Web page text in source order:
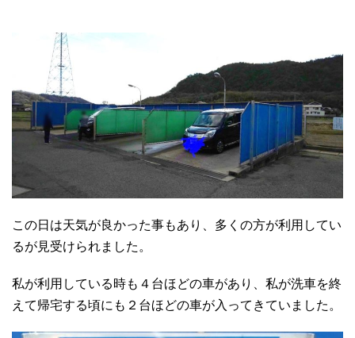
この日は天気が良かった事もあり、多くの方が利用してい
るが見受けられました。
私が利用している時も４台ほどの車があり、私が洗車を終
えて帰宅する頃にも２台ほどの車が入ってきていました。